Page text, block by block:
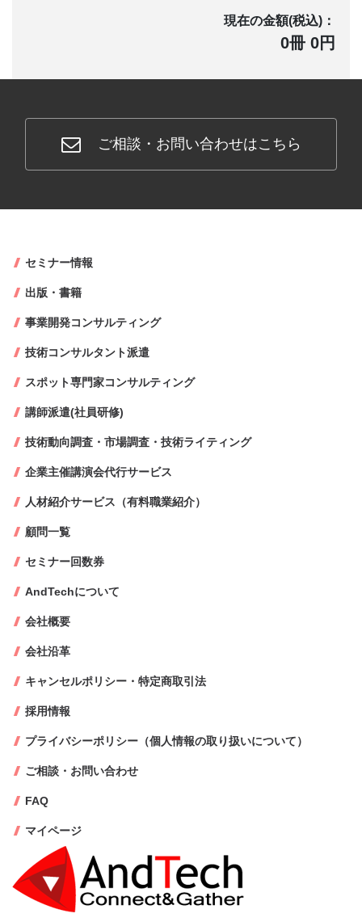
現在の金額(税込)：
0冊 0円
ご相談・お問い合わせはこちら
セミナー情報
出版・書籍
事業開発コンサルティング
技術コンサルタント派遣
スポット専門家コンサルティング
講師派遣(社員研修)
技術動向調査・市場調査・技術ライティング
企業主催講演会代行サービス
人材紹介サービス（有料職業紹介）
顧問一覧
セミナー回数券
AndTechについて
会社概要
会社沿革
キャンセルポリシー・特定商取引法
採用情報
プライバシーポリシー（個人情報の取り扱いについて）
ご相談・お問い合わせ
FAQ
マイページ